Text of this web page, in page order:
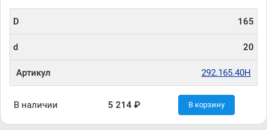
D 165
d 20
Артикул 292.165.40H
В наличии 5 214 ₽ В корзину